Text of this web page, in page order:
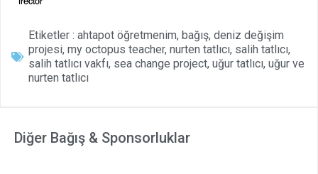
Etiketler : ahtapot öğretmenim, bağış, deniz değişim
projesi, my octopus teacher, nurten tatlıcı, salih tatlıcı,
salih tatlıcı vakfı, sea change project, uğur tatlıcı, uğur ve
nurten tatlıcı
Diğer Bağış & Sponsorluklar